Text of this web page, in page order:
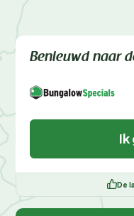
Benieuwd naar
Ik
De